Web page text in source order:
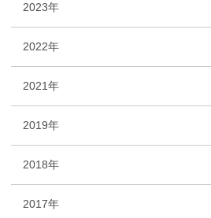
2023年
2022年
2021年
2019年
2018年
2017年